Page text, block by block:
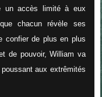
un accès limité à eux
chacun révèle ses
confier de plus en plus
de pouvoir, William va
aux extrêmités